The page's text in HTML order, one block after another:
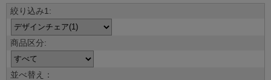
並べ替え：